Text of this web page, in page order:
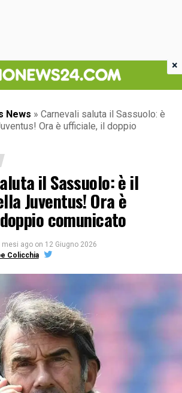
News » Carnevali saluta il Sassuolo: è
Ora è ufficiale, il doppio
il Sassuolo: è il
Juventus! Ora è
comunicato
mesi ago on 12 Giugno 2026
Colicchia
×